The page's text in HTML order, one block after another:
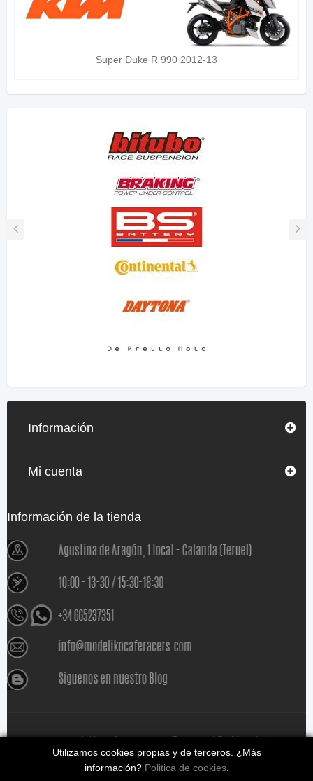
Super Duke R 990 2012-13
Información
Mi cuenta
Información de la tienda
Utilizamos cookies propias y de terceros. ¿Más
información? Politica de cookies.
www.modelikocaferacers.com Designed By Modeliko